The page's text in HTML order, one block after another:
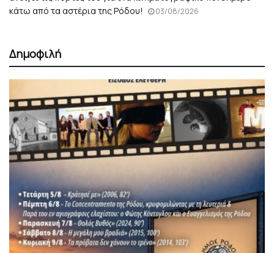
κάτω από τα αστέρια της Ρόδου!
03/08/2026
Δημοφιλή